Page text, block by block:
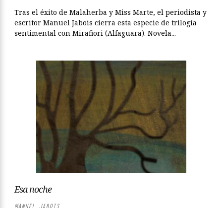
Tras el éxito de Malaherba y Miss Marte, el periodista y
escritor Manuel Jabois cierra esta especie de trilogía
sentimental con Mirafiori (Alfaguara). Novela...
Esa noche
MANUEL JABOIS